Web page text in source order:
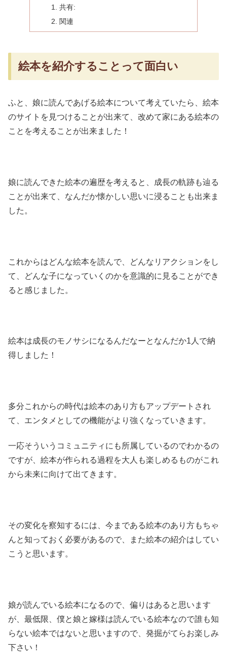
共有:
関連
絵本を紹介することって面白い
ふと、娘に読んであげる絵本について考えていたら、絵本
のサイトを見つけることが出来て、改めて家にある絵本の
ことを考えることが出来ました！
娘に読んできた絵本の遍歴を考えると、成長の軌跡も辿る
ことが出来て、なんだか懐かしい思いに浸ることも出来ま
した。
これからはどんな絵本を読んで、どんなリアクションをし
て、どんな子になっていくのかを意識的に見ることができ
ると感じました。
絵本は成長のモノサシになるんだなーとなんだか1人で納
得しました！
多分これからの時代は絵本のあり方もアップデートされ
て、エンタメとしての機能がより強くなっていきます。
一応そういうコミュニティにも所属しているのでわかるの
ですが、絵本が作られる過程を大人も楽しめるものがこれ
から未来に向けて出てきます。
その変化を察知するには、今まである絵本のあり方もちゃ
んと知っておく必要があるので、また絵本の紹介はしてい
こうと思います。
娘が読んでいる絵本になるので、偏りはあると思います
が、最低限、僕と娘と嫁様は読んでいる絵本なので誰も知
らない絵本ではないと思いますので、発掘がてらお楽しみ
下さい！